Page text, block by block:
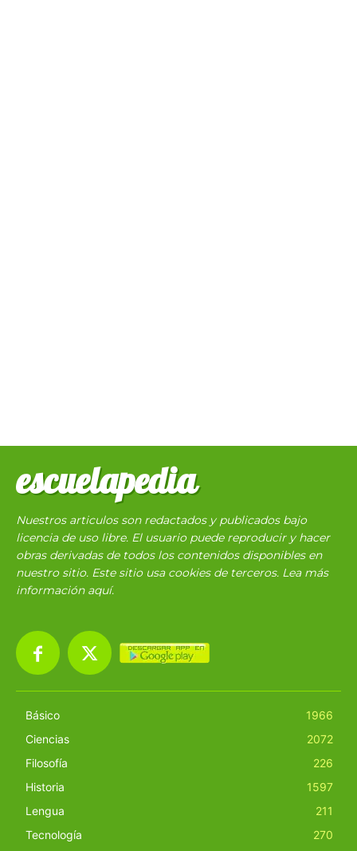
escuelapedia
Nuestros articulos son redactados y publicados bajo
licencia de uso libre. El usuario puede reproducir y hacer
obras derivadas de todos los contenidos disponibles en
nuestro sitio. Este sitio usa cookies de terceros. Lea más
información aquí.
Básico
1966
Ciencias
2072
Filosofía
226
Historia
1597
Lengua
211
Tecnología
270